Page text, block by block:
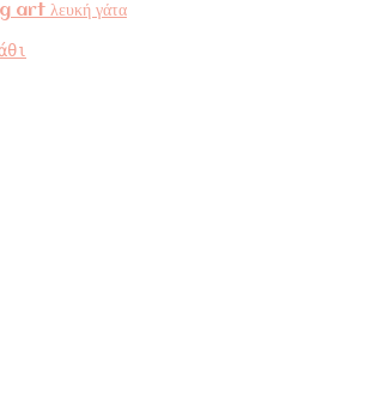
λευκή γάτα